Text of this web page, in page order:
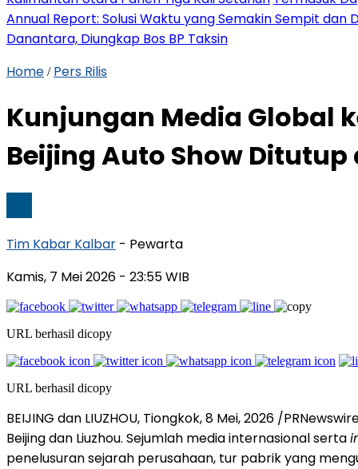
Annual Report: Solusi Waktu yang Semakin Sempit dan
Danantara, Diungkap Bos BP Taksin
Home / Pers Rilis
Kunjungan Media Global
Beijing Auto Show Ditutup
Tim Kabar Kalbar - Pewarta
Kamis, 7 Mei 2026 - 23:55 WIB
URL berhasil dicopy
URL berhasil dicopy
BEIJING dan LIUZHOU, Tiongkok,8 Mei, 2026 /
Beijing dan Liuzhou. Sejumlah media internasional serta
penelusuran sejarah perusahaan, tur pabrik yang